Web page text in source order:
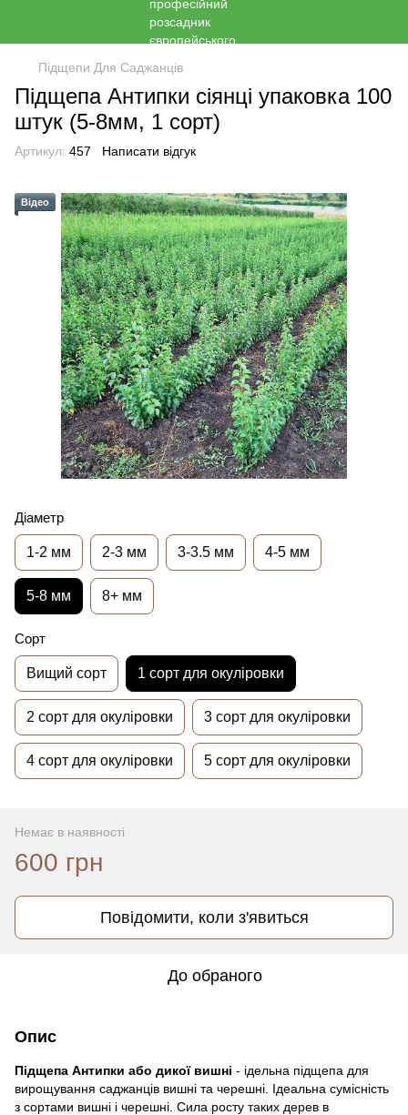
Підщепи Для Саджанців
Підщепа Антипки сіянці упаковка 100
штук (5-8мм, 1 сорт)
Артикул: 457 Написати відгук
Відео
Діаметр
1-2 мм 2-3 мм 3-3.5 мм 4-5 мм
5-8 мм 8+ мм
Сорт
Вищий сорт 1 сорт для окуліровки
2 сорт для окуліровки 3 сорт для окуліровки
4 сорт для окуліровки 5 сорт для окуліровки
Немає в наявності
600 грн
Повідомити, коли з'явиться
До обраного
Опис
Підщепа Антипки або дикої вишні - ідельна підщепа для
вирощування саджанців вишні та черешні. Ідеальна сумісність
з сортами вишні і черешні. Сила росту таких дерев в